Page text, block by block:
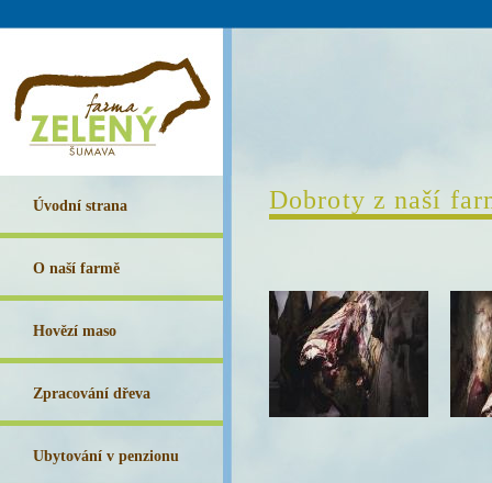
Dobroty z naší
Úvodní strana
O naší farmě
Hovězí maso
Zpracování dřeva
Ubytování v penzionu